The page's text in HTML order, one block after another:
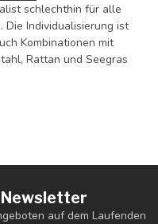
schlechthin für alle
Die Individualisierung ist
Kombinationen mit
Rattan und Seegras
auf dem Laufenden